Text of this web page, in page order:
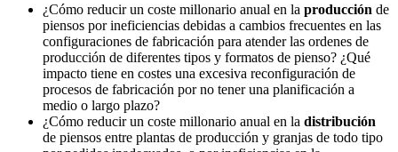
¿Cómo reducir un coste millonario anual en la producción de
piensos por ineficiencias debidas a cambios frecuentes en las
configuraciones de fabricación para atender las ordenes de
producción de diferentes tipos y formatos de pienso? ¿Qué
impacto tiene en costes una excesiva reconfiguración de
procesos de fabricación por no tener una planificación a
medio o largo plazo?
¿Cómo reducir un coste millonario anual en la distribución
de piensos entre plantas de producción y granjas de todo tipo